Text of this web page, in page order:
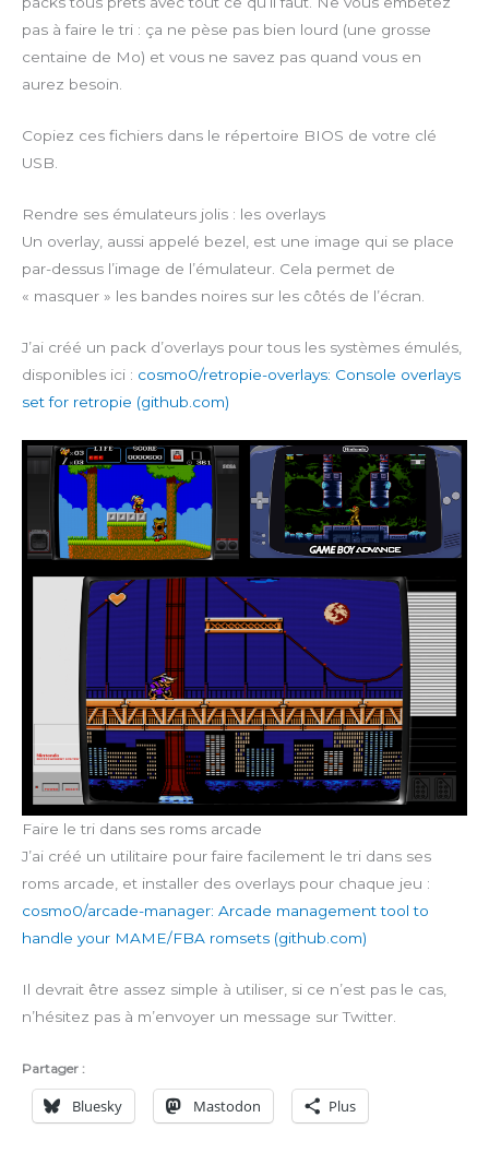
pas à faire le tri : ça ne pèse pas bien lourd (une grosse
centaine de Mo) et vous ne savez pas quand vous en
aurez besoin.
Copiez ces fichiers dans le répertoire BIOS de votre clé
USB.
Rendre ses émulateurs jolis : les overlays
Un overlay, aussi appelé bezel, est une image qui se place
par-dessus l’image de l’émulateur. Cela permet de
« masquer » les bandes noires sur les côtés de l’écran.
J’ai créé un pack d’overlays pour tous les systèmes émulés,
disponibles ici : cosmo0/retropie-overlays: Console overlays
set for retropie (github.com)
Faire le tri dans ses roms arcade
J’ai créé un utilitaire pour faire facilement le tri dans ses
roms arcade, et installer des overlays pour chaque jeu :
cosmo0/arcade-manager: Arcade management tool to
handle your MAME/FBA romsets (github.com)
Il devrait être assez simple à utiliser, si ce n’est pas le cas,
n’hésitez pas à m’envoyer un message sur Twitter.
Partager :
Bluesky Mastodon Plus